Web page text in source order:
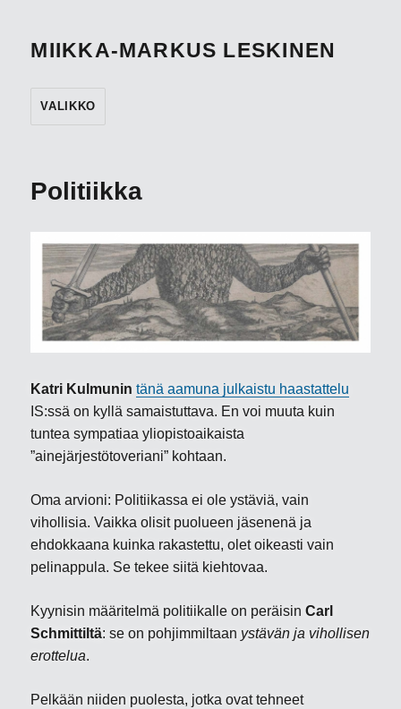
MIIKKA-MARKUS LESKINEN
VALIKKO
Politiikka
Katri Kulmunintänä aamuna julkaistu haastattelu
IS:ssä on kyllä samaistuttava. En voi muuta kuin
tuntea sympatiaa yliopistoaikaista
”ainejärjestötoveriani” kohtaan.
Oma arvioni: Politiikassa ei ole ystäviä, vain
vihollisia. Vaikka olisit puolueen jäsenenä ja
ehdokkaana kuinka rakastettu, olet oikeasti vain
pelinappula. Se tekee siitä kiehtovaa.
Kyynisin määritelmä politiikalle on peräisinCarl
Schmittiltä: se on pohjimmiltaan ystävän ja vihollisen
erottelua.
Pelkään niiden puolesta, jotka ovat tehneet